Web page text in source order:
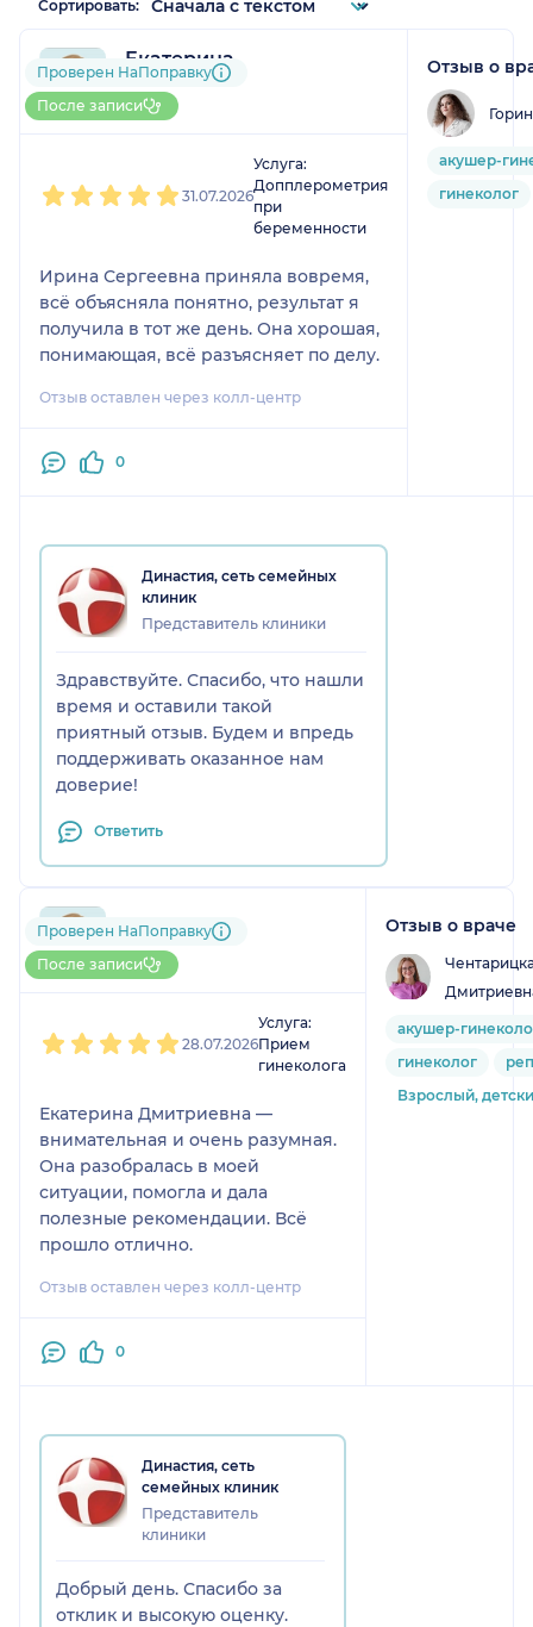
Сортировать:
Екатерина
1 отзыв
До 5 записей через НаПоправку
Проверен НаПоправку
После записи
31.07.2026
Услуга:
Допплерометрия
при
беременности
Ирина Сергеевна приняла вовремя,
всё объясняла понятно, результат я
получила в тот же день. Она хорошая,
понимающая, всё разъясняет по делу.
Отзыв оставлен через колл-центр
0
Отзыв о
акушер-
гинеколог
Династия, сеть семейных
клиник
Представитель клиники
Здравствуйте. Спасибо, что нашли
время и оставили такой
приятный отзыв. Будем и впредь
поддерживать оказанное нам
доверие!
Ответить
791....@....ru
1 отзыв
Проверен НаПоправку
После записи
28.07.2026
Услуга:
Прием
гинеколога
Екатерина Дмитриевна —
внимательная и очень разумная.
Она разобралась в моей
ситуации, помогла и дала
полезные рекомендации. Всё
прошло отлично.
Отзыв оставлен через колл-центр
0
Отзыв о враче
акушер-
гинеколог
Взрослый,
Династия, сеть
семейных клиник
Представитель
клиники
Добрый день. Спасибо за
отклик и высокую оценку.